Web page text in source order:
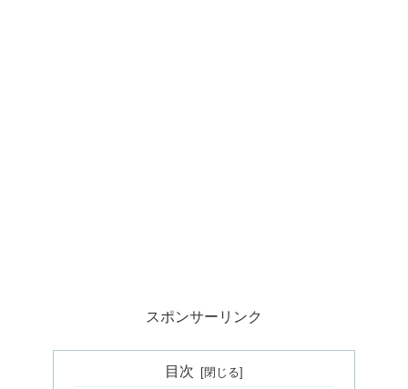
スポンサーリンク
目次